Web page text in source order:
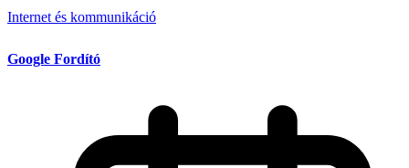
Internet és kommunikáció
Google Fordító